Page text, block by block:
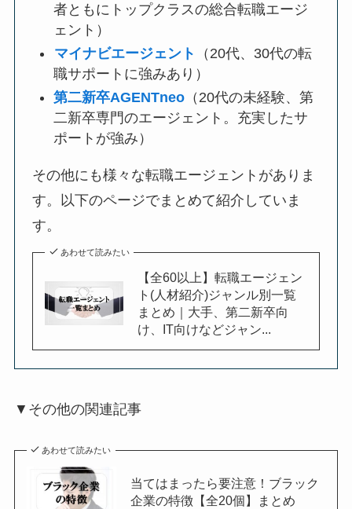
者ともにトップクラスの総合転職エージ
ェント）
マイナビエージェント
（20代、30代の転
職サポートに強みあり）
第二新卒AGENTneo （20代の未経験、第
二新卒専門のエージェント。充実したサ
ポートが強み）
その他にも様々な転職エージェントがありま
す。以下のページでまとめて紹介していま
す。
あわせて読みたい
【全60以上】転職エージェン
ト(人材紹介)ジャンル別一覧
まとめ｜大手、第二新卒向
け、IT向けなどジャン...
▼その他の関連記事
あわせて読みたい
当てはまったら要注意！ブラック
企業の特徴【全20個】まとめ